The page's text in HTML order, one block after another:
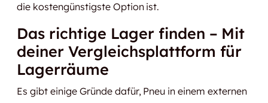
die kostengünstigste Option ist.
Das richtige Lager finden – Mit
deiner Vergleichsplattform für
Lagerräume
Es gibt einige Gründe dafür, Pneu in einem externen